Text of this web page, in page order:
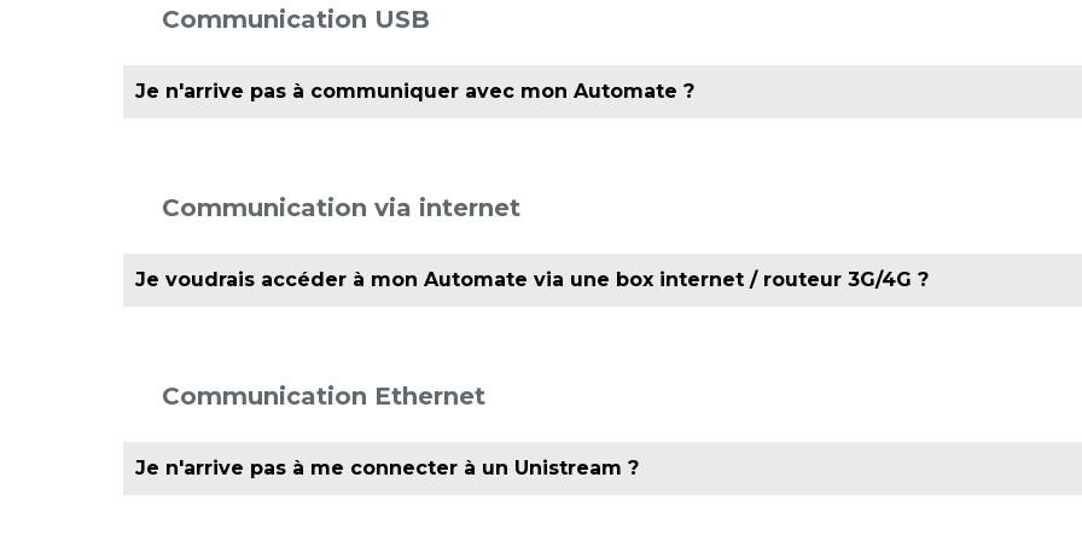
Communication USB
Je n'arrive pas à communiquer avec mon Automate ?
pilote USB via le gestionnaire de périphérique. Si le problème persiste il faut désactiver la
Communication via internet
Je voudrais accéder à mon Automate via une box internet / routeur 3G/4G ?
Attention : pour un routeur 3G/4G il faut vérifiez les paramètres APN.
Communication Ethernet
Je n'arrive pas à me connecter à un Unistream ?